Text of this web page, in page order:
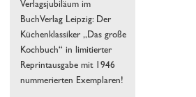
Verlagsjubiläum im
BuchVerlag Leipzig: Der
Küchenklassiker „Das große
Kochbuch“ in limitierter
Reprintausgabe mit 1946
nummerierten Exemplaren!